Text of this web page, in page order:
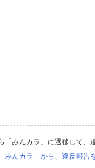
「みんカラ」に遷移して、
「みんカラ」から、違反報告